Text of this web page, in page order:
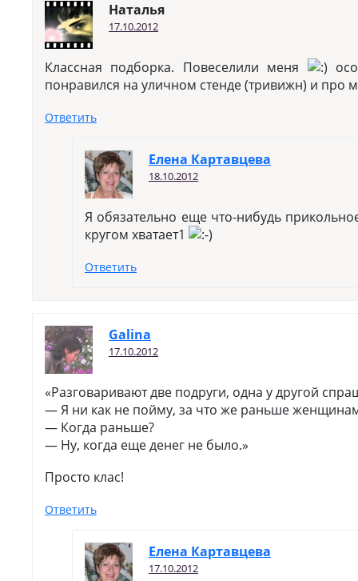
Наталья
17.10.2012
Классная подборка. Повеселили меня
понравился на уличном стенде (тривижн) и про
Ответить
Елена Картавцева
18.10.2012
Я обязательно еще что-нибудь
кругом хватает1
Ответить
Galina
17.10.2012
«Разговаривают две подруги, одна у другой
— Я ни как не пойму, за что же раньше
— Когда раньше?
— Ну, когда еще денег не было.»
Просто клас!
Ответить
Елена Картавцева
17.10.2012